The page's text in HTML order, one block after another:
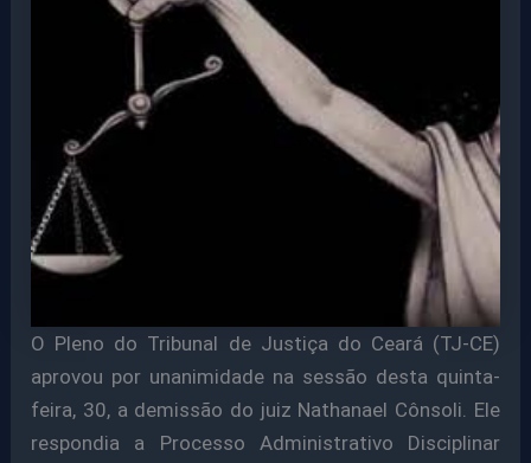
O Pleno do Tribunal de Justiça do Ceará (TJ-CE)
aprovou por unanimidade na sessão desta quinta-
feira, 30, a demissão do juiz Nathanael Cônsoli. Ele
respondia a Processo Administrativo Disciplinar